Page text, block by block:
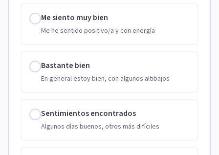
Me siento muy bien
Me he sentido positivo/a y con energía
Bastante bien
En general estoy bien, con algunos altibajos
Sentimientos encontrados
Algunos días buenos, otros más difíciles